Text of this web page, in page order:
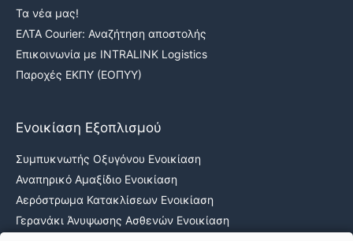
Τα νέα μας!
ΕΛΤΑ Courier: Αναζήτηση αποστολής
Επικοινωνία με INTRALINK Logistics
Παροχές ΕΚΠΥ (ΕΟΠΥΥ)
Ενοικίαση Εξοπλισμού
Συμπυκνωτής Οξυγόνου Ενοικίαση
Αναπηρικό Αμαξίδιο Ενοικίαση
Αερόστρωμα Κατακλίσεων Ενοικίαση
Γερανάκι Άνυψωσης Ασθενών Ενοικίαση